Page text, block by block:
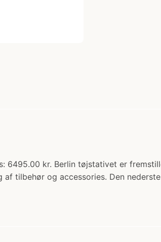
6495.00 kr. Berlin tøjstativet er
tilbehør og accessories. Den